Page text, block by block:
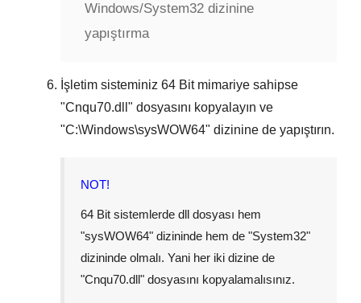
Windows/System32 dizinine
yapıştırma
İşletim sisteminiz 64 Bitmimariye sahipse
"Cnqu70.dll " dosyasını kopyalayın ve
"C:\Windows\sysWOW64" dizinine de yapıştırın.
NOT!
64 Bit sistemlerde dll dosyası hem
"sysWOW64" dizininde hem de "System32"
dizininde olmalı. Yani her iki dizine de
"Cnqu70.dll" dosyasını kopyalamalısınız.